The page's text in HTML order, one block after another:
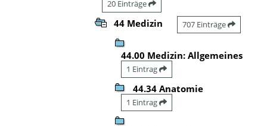
20 Einträge
44 Medizin 707 Einträge
44.00 Medizin: Allgemeines
1 Eintrag
44.34 Anatomie
1 Eintrag